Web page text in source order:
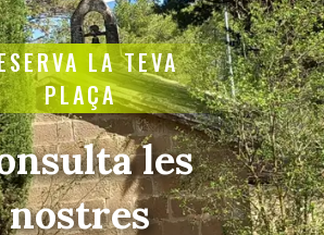
LA TEVA
PLAÇA
les
nostres